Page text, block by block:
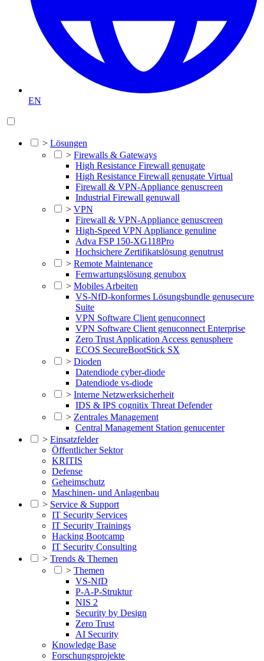
EN
> Lösungen
> Firewalls & Gateways
High Resistance Firewall genugate
High Resistance Firewall genugate Virtual
Firewall & VPN-Appliance genuscreen
Industrial Firewall genuwall
> VPN
Firewall & VPN-Appliance genuscreen
High-Speed VPN Appliance genuline
Adva FSP 150-XG118Pro
Hochsichere Zertifikatslösung genutrust
> Remote Maintenance
Fernwartungslösung genubox
> Mobiles Arbeiten
VS-NfD-konformes Lösungsbundle genusecure
Suite
VPN Software Client genuconnect
VPN Software Client genuconnect Enterprise
Zero Trust Application Access genusphere
ECOS SecureBootStick SX
> Dioden
Datendiode cyber-diode
Datendiode vs-diode
> Interne Netzwerksicherheit
IDS & IPS cognitix Threat Defender
> Zentrales Management
Central Management Station genucenter
> Einsatzfelder
Öffentlicher Sektor
KRITIS
Defense
Geheimschutz
Maschinen- und Anlagenbau
> Service & Support
IT Security Services
IT Security Trainings
Hacking Bootcamp
IT Security Consulting
> Trends & Themen
> Themen
VS-NfD
P-A-P-Struktur
NIS 2
Security by Design
Zero Trust
AI Security
Knowledge Base
Forschungsprojekte